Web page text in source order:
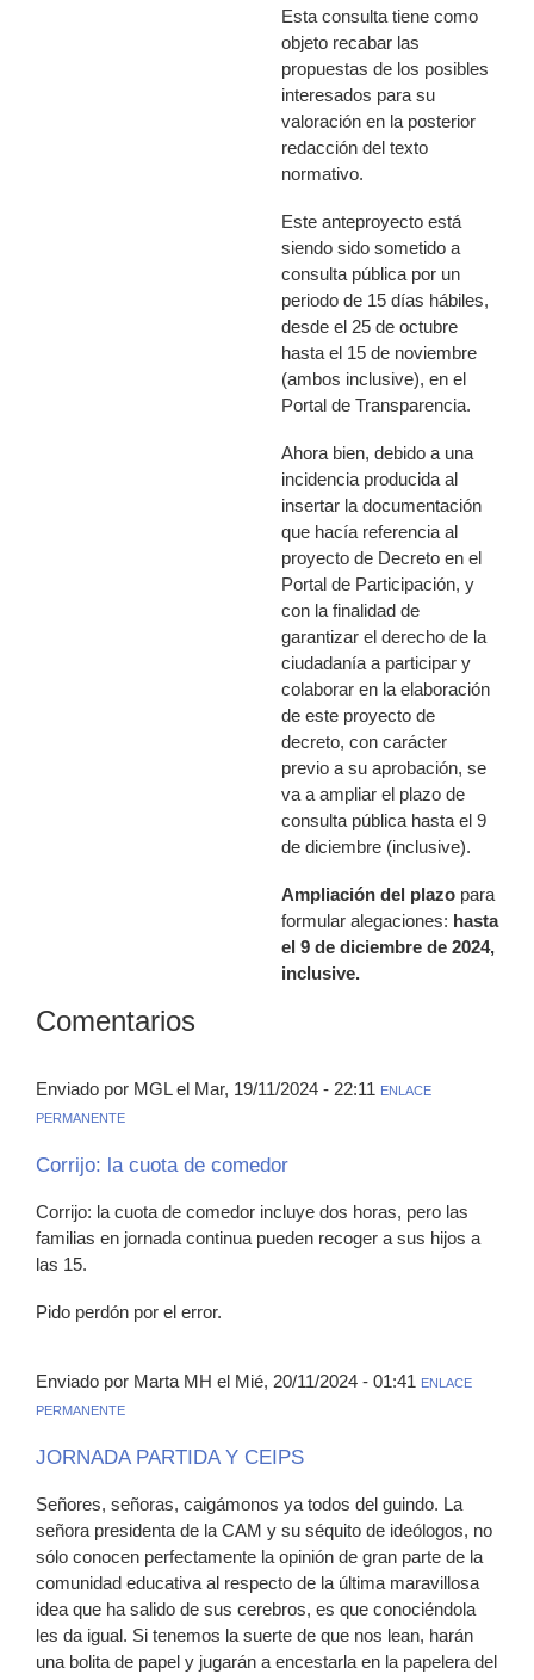
Esta consulta tiene como
objeto recabar las
propuestas de los posibles
interesados para su
valoración en la posterior
redacción del texto
normativo.
Este anteproyecto está
siendo sido sometido a
consulta pública por un
periodo de 15 días hábiles,
desde el 25 de octubre
hasta el 15 de noviembre
(ambos inclusive), en el
Portal de Transparencia.
Ahora bien, debido a una
incidencia producida al
insertar la documentación
que hacía referencia al
proyecto de Decreto en el
Portal de Participación, y
con la finalidad de
garantizar el derecho de la
ciudadanía a participar y
colaborar en la elaboración
de este proyecto de
decreto, con carácter
previo a su aprobación, se
va a ampliar el plazo de
consulta pública hasta el 9
de diciembre (inclusive).
Ampliación del plazo para
formular alegaciones: hasta
el 9 de diciembre de 2024,
inclusive.
Comentarios
Enviado por MGL el Mar, 19/11/2024 - 22:11 ENLACE
PERMANENTE
Corrijo: la cuota de comedor
Corrijo: la cuota de comedor incluye dos horas, pero las
familias en jornada continua pueden recoger a sus hijos a
las 15.
Pido perdón por el error.
Enviado por Marta MH el Mié, 20/11/2024 - 01:41 ENLACE
PERMANENTE
JORNADA PARTIDA Y CEIPS
Señores, señoras, caigámonos ya todos del guindo. La
señora presidenta de la CAM y su séquito de ideólogos, no
sólo conocen perfectamente la opinión de gran parte de la
comunidad educativa al respecto de la última maravillosa
idea que ha salido de sus cerebros, es que conociéndola
les da igual. Si tenemos la suerte de que nos lean, harán
una bolita de papel y jugarán a encestarla en la papelera del